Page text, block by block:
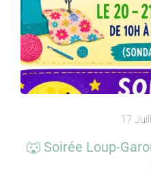
17
🐺 Soirée Loup-